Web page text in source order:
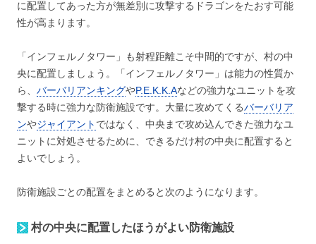
に配置してあった方が無差別に攻撃するドラゴンをたおす可能
性が高まります。
「インフェルノタワー」も射程距離こそ中間的ですが、村の中
央に配置しましょう。「インフェルノタワー」は能力の性質か
ら、 バーバリアンキングやP.E.K.K.Aなどの強力なユニットを攻
撃する時に強力な防衛施設です。大量に攻めてくるバーバリア
ンやジャイアント ではなく、中央まで攻め込んできた強力なユ
ニットに対処させるために、できるだけ村の中央に配置すると
よいでしょう。
防衛施設ごとの配置をまとめると次のようになります。
村の中央に配置したほうがよい防衛施設